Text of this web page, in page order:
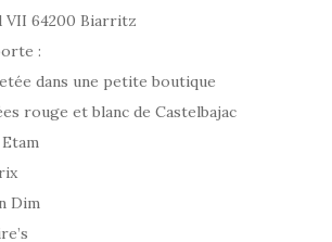
VII 64200 Biarritz
:
dans une petite boutique
rouge et blanc de Castelbajac
Dim